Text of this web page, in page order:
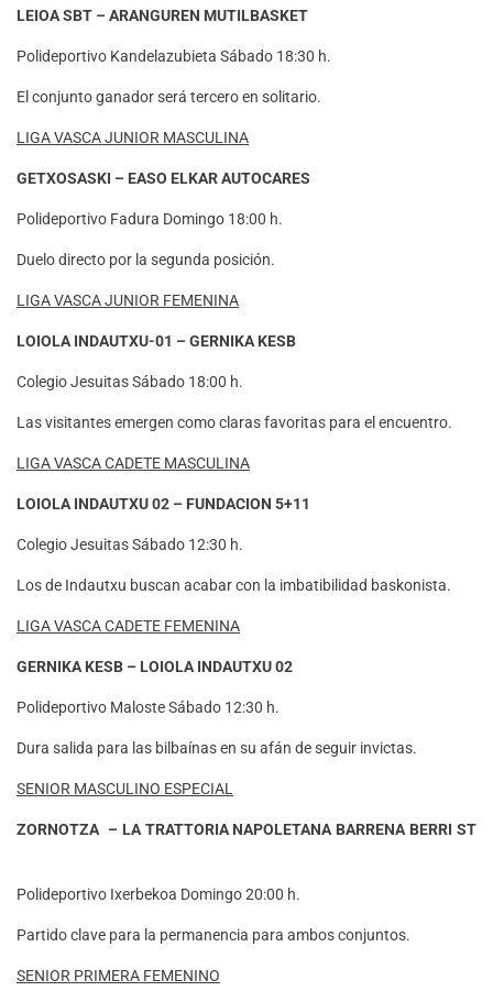
LEIOA SBT – ARANGUREN MUTILBASKET
Polideportivo Kandelazubieta Sábado 18:30 h.
El conjunto ganador será tercero en solitario.
LIGA VASCA JUNIOR MASCULINA
GETXOSASKI – EASO ELKAR AUTOCARES
Polideportivo Fadura Domingo 18:00 h.
Duelo directo por la segunda posición.
LIGA VASCA JUNIOR FEMENINA
LOIOLA INDAUTXU-01 – GERNIKA KESB
Colegio Jesuitas Sábado 18:00 h.
Las visitantes emergen como claras favoritas para el encuentro.
LIGA VASCA CADETE MASCULINA
LOIOLA INDAUTXU 02 – FUNDACION 5+11
Colegio Jesuitas Sábado 12:30 h.
Los de Indautxu buscan acabar con la imbatibilidad baskonista.
LIGA VASCA CADETE FEMENINA
GERNIKA KESB – LOIOLA INDAUTXU 02
Polideportivo Maloste Sábado 12:30 h.
Dura salida para las bilbaínas en su afán de seguir invictas.
SENIOR MASCULINO ESPECIAL
ZORNOTZA – LA TRATTORIA NAPOLETANA BARRENA BERRI ST
Polideportivo Ixerbekoa Domingo 20:00 h.
Partido clave para la permanencia para ambos conjuntos.
SENIOR PRIMERA FEMENINO